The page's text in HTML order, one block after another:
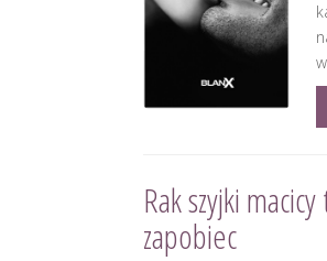
Rak szyjki
zapobiec